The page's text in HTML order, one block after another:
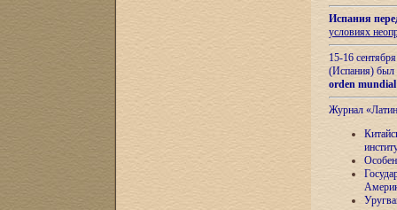
Испания
условиях
15-16
(Испания) был
orden
Журнал